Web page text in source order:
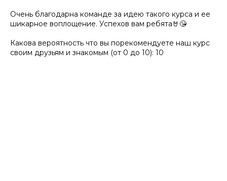
Очень благодарна команде за идею такого курса и ее
шикарное воплощение. Успехов вам ребята🤘😘
Какова вероятность что вы порекомендуете наш курс
своим друзьям и знакомым (от 0 до 10): 10